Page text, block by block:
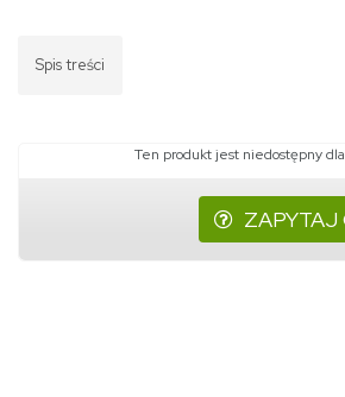
Spis treści
Ten produkt jest niedostępny dla
ZAPYTAJ